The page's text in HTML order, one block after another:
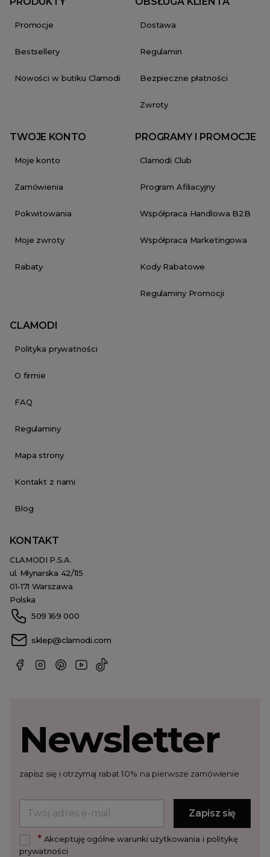
Promocje
Bestsellery
Nowości w butiku Clamodi
Dostawa
Regulamin
Bezpieczne płatności
Zwroty
TWOJE KONTO
Moje konto
Zamówienia
Pokwitowania
Moje zwroty
Rabaty
PROGRAMY I PROMOCJE
Clamodi Club
Program Afiliacyjny
Współpraca Handlowa B2B
Współpraca Marketingowa
Kody Rabatowe
Regulaminy Promocji
CLAMODI
Polityka prywatności
O firmie
FAQ
Regulaminy
Mapa strony
Kontakt z nami
Blog
KONTAKT
CLAMODI P.S.A.
ul. Młynarska 42/115
01-171 Warszawa
Polska
509 169 000
sklep@clamodi.com
Newsletter
zapisz się i otrzymaj rabat 10% na pierwsze zamówienie
*Akceptuję ogólne warunki użytkowania i politykę
prywatności